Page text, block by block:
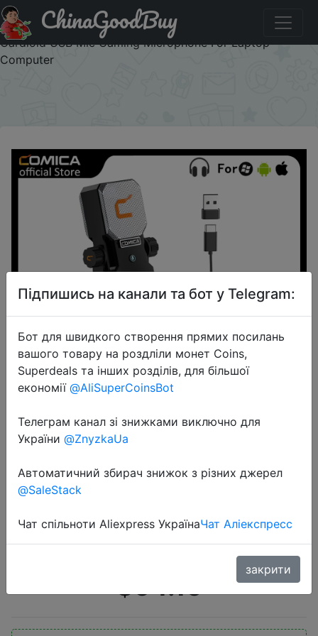
Промокод на знижку COMICA123 Comica STA-U1 RGB
Condenser Microphone Professional Studio Microphone
Cardioid USB Mic Gaming Microphone For Laptop
Computer
ChinaGoodBuy
2022-12-01
Microphone Professional Studio
Microphone Cardioid USB Mic
Computer
$64.15
Підпишись на канали та бот у Telegram:
Бот для швидкого створення прямих посилань
вашого товару на роздліли монет Coins,
Superdeals та інших розділів, для більшої
економії @AliSuperCoinsBot
Телеграм канал зі знижками виключно для
України @ZnyzkaUa
Автоматичний збирач знижок з різних джерел
@SaleStack
Чат спільноти Aliexpress УкраїнаЧат Аліекспресс
закрити